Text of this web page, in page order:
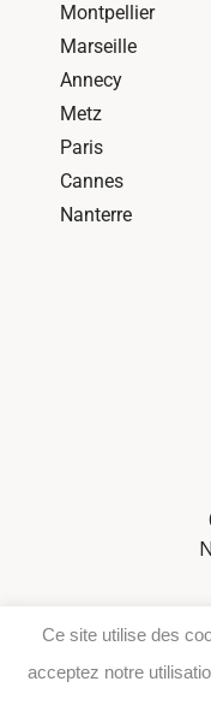
Montpellier
Marseille
Annecy
Metz
Paris
Cannes
Nanterre
Ce site utilise des
acceptez notre